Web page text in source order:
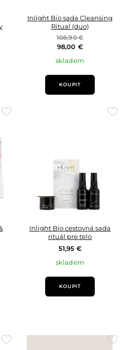
Inlight Bio sada Cleansing
Ritual (duo)
108,90 €
98,00 €
skladem
KOUPIT
Přidat
oblíbených
Inlight Bio cestovná sada
rituál pre telo
51,95 €
skladem
KOUPIT
Přidat